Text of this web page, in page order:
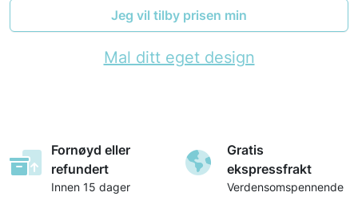
Jeg vil tilby prisen min
Mal ditt eget design
Fornøyd eller
refundert
Innen 15 dager
Gratis
ekspressfrakt
Verdensomspennende